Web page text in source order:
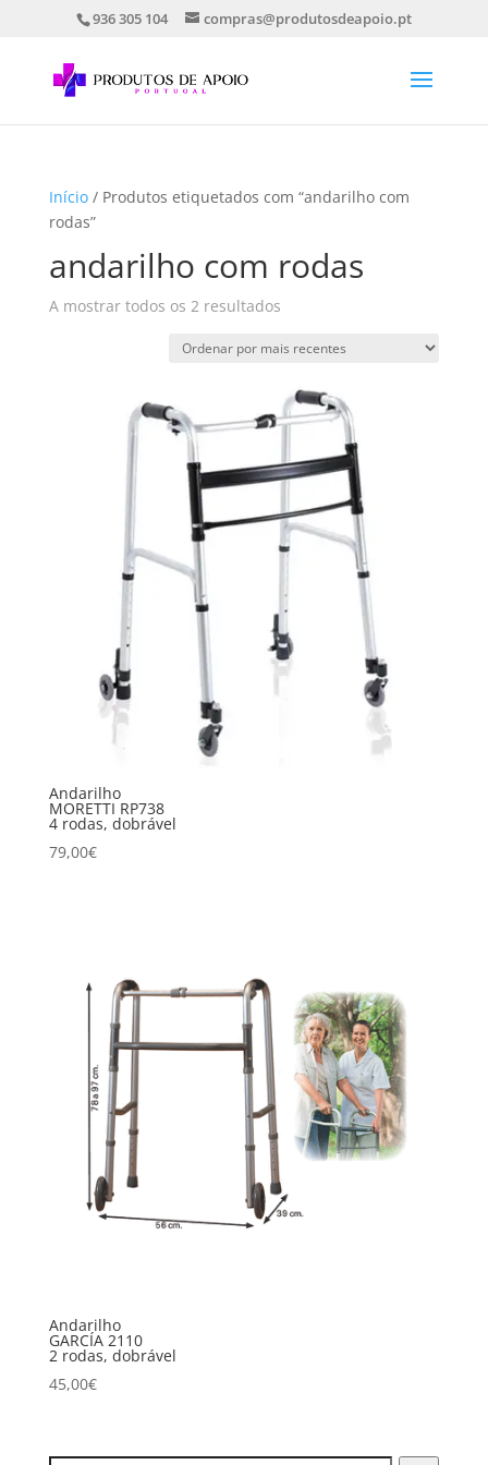
936 305 104 compras@produtosdeapoio.pt
Início/ Produtos etiquetados com “andarilho com
rodas”
andarilho com rodas
A mostrar todos os 2 resultadosOrdenado
mais
Andarilho
MORETTI RP738
4 rodas, dobrável
79,00€
Andarilho
GARCÍA 2110
2 rodas, dobrável
45,00€